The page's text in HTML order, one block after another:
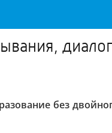
без